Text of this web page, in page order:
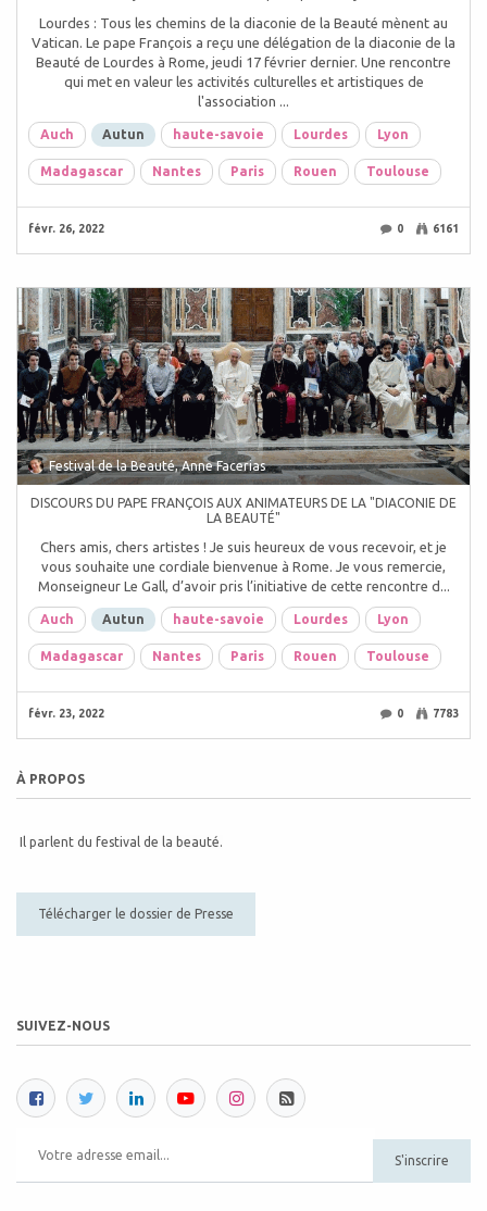
Lourdes : Tous les chemins de la diaconie de la Beauté mènent au
Vatican. Le pape François a reçu une délégation de la diaconie de la
Beauté de Lourdes à Rome, jeudi 17 février dernier. Une rencontre
qui met en valeur les activités culturelles et artistiques de
l'association ...
Auch Autun haute-savoie Lourdes Lyon
Madagascar Nantes Paris Rouen Toulouse
févr. 26, 2022 0 6161
Festival de la Beauté, Anne Facerias
DISCOURS DU PAPE FRANÇOIS AUX ANIMATEURS DE LA "DIACONIE DE
LA BEAUTÉ"
Chers amis, chers artistes ! Je suis heureux de vous recevoir, et je
vous souhaite une cordiale bienvenue à Rome. Je vous remercie,
Monseigneur Le Gall, d’avoir pris l’initiative de cette rencontre d...
Auch Autun haute-savoie Lourdes Lyon
Madagascar Nantes Paris Rouen Toulouse
févr. 23, 2022 0 7783
À PROPOS
Il parlent du festival de la beauté.
Télécharger le dossier de Presse
SUIVEZ-NOUS
S'inscrire